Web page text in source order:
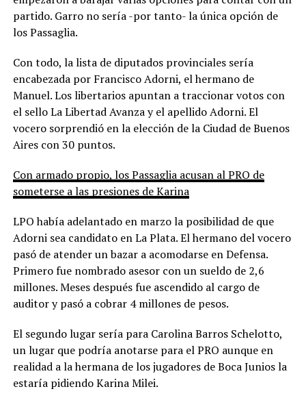
partido. Garro no sería -por tanto- la única opción de
los Passaglia.
Con todo, la lista de diputados provinciales sería
encabezada por Francisco Adorni, el hermano de
Manuel. Los libertarios apuntan a traccionar votos con
el sello La Libertad Avanza y el apellido Adorni. El
vocero sorprendió en la elección de la Ciudad de Buenos
Aires con 30 puntos.
Con armado propio, los Passaglia acusan al PRO de
someterse a las presiones de Karina
LPO había adelantado en marzo la posibilidad de que
Adorni sea candidato en La Plata. El hermano del vocero
pasó de atender un bazar a acomodarse en Defensa.
Primero fue nombrado asesor con un sueldo de 2,6
millones. Meses después fue ascendido al cargo de
auditor y pasó a cobrar 4 millones de pesos.
El segundo lugar sería para Carolina Barros Schelotto,
un lugar que podría anotarse para el PRO aunque en
realidad a la hermana de los jugadores de Boca Junios la
estaría pidiendo Karina Milei.